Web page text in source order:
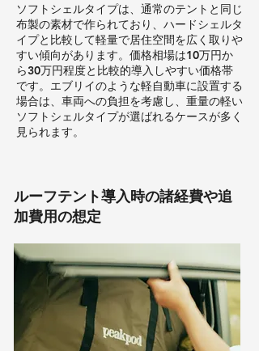
ソフトシェルタイプは、通常のテントと同じ
布製の素材で作られており、ハードシェルタ
イプと比較して軽量で居住空間を広く取りや
すい傾向があります。価格相場は10万円か
ら30万円程度と比較的導入しやすい価格帯
です。エブリイのような軽自動車に設置する
場合は、車両への負担を考慮し、重量の軽い
ソフトシェルタイプが選ばれるケースが多く
見られます。
ルーフテント導入時の諸経費や追
加費用の想定